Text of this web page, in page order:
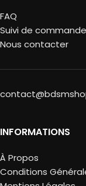
FAQ
Suivi de commande
Nous contacter
INFORMATIONS
À Propos
Conditions